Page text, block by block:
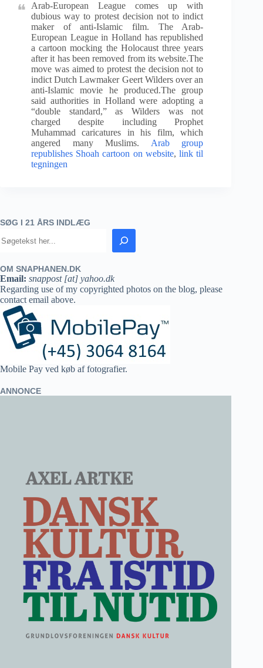
Arab-European League comes up with
dubious way to protest decision not to indict
maker of anti-Islamic film. The Arab-
European League in Holland has republished
a cartoon mocking the Holocaust three years
after it has been removed from its website.The
move was aimed to protest the decision not to
indict Dutch Lawmaker Geert Wilders over an
anti-Islamic movie he produced.The group
said authorities in Holland were adopting a
“double standard,” as Wilders was not
charged despite including Prophet
Muhammad caricatures in his film, which
angered many Muslims. Arab group
republishes Shoah cartoon on website, link til
tegningen
SØG I 21 ÅRS INDLÆG
OM SNAPHANEN.DK
Email: snappost [at] yahoo.dk
Regarding use of my copyrighted photos on the blog, please
contact email above.
Mobile Pay ved køb af fotografier.
ANNONCE